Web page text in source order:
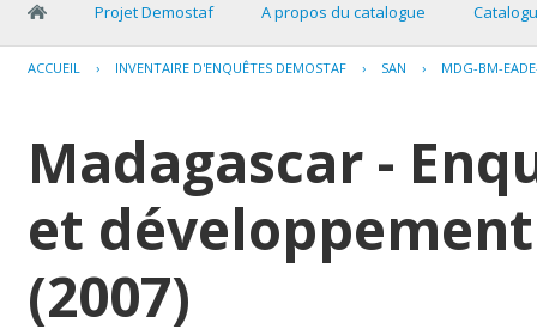
Projet Demostaf A propos du catalogue
ACCUEIL › INVENTAIRE D'ENQUÊTES DEMOSTAF › SAN › MDG-BM-
Madagascar -
et
(2007)